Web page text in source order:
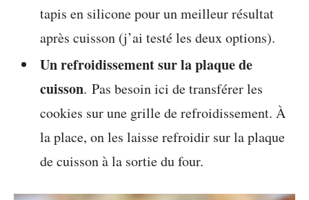
tapis en silicone pour un meilleur résultat
après cuisson (j’ai testé les deux options).
Un refroidissement sur la plaque de
cuisson. Pas besoin ici de transférer les
cookies sur une grille de refroidissement. À
la place, on les laisse refroidir sur la plaque
de cuisson à la sortie du four.